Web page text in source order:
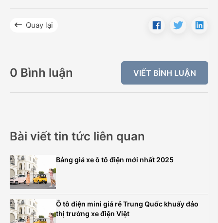
Quay lại
0 Bình luận VIẾT BÌNH LUẬN
Bài viết tin tức liên quan
Bảng giá xe ô tô điện mới nhất 2025
Ô tô điện mini giá rẻ Trung Quốc khuấy đảo
thị trường xe điện Việt